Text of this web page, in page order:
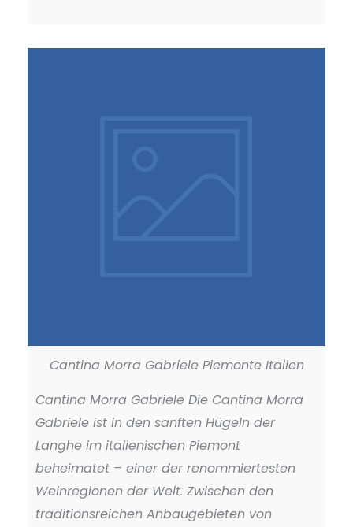
Cantina Morra Gabriele Piemonte Italien
Cantina Morra Gabriele Die Cantina Morra
Gabriele ist in den sanften Hügeln der
Langhe im italienischen Piemont
beheimatet – einer der renommiertesten
Weinregionen der Welt. Zwischen den
traditionsreichen Anbaugebieten von